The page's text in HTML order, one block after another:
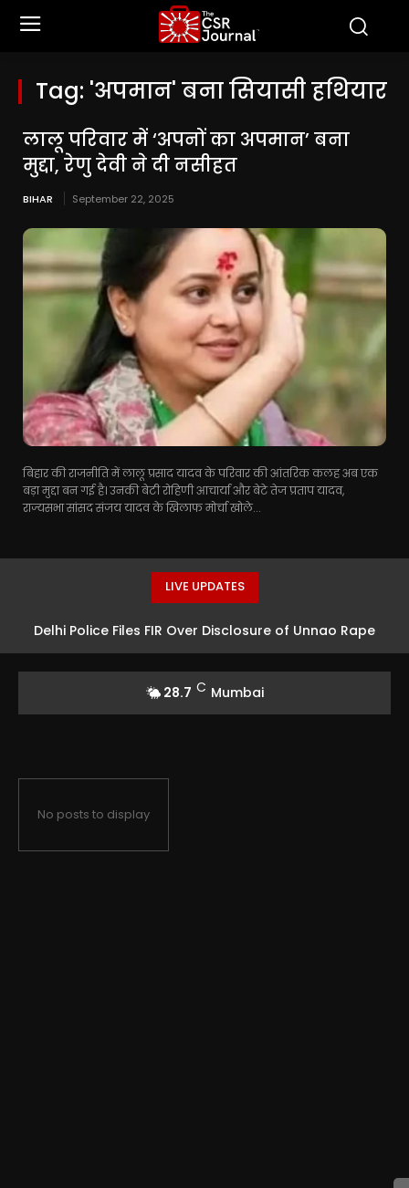
Tag: 'अपमान' बना सियासी हथियार
लालू परिवार में ‘अपनों का अपमान’ बना
मुद्दा, रेणु देवी ने दी नसीहत
BIHAR September 22, 2025
बिहार की राजनीति में लालू प्रसाद यादव के परिवार की आंतरिक कलह अब एक
बड़ा मुद्दा बन गई है। उनकी बेटी रोहिणी आचार्या और बेटे तेज प्रताप यादव,
राज्यसभा सांसद संजय यादव के खिलाफ मोर्चा खोले...
LIVE UPDATES
Delhi Police Files FIR Over Disclosure of Unnao Rape
28.7 C Mumbai
No posts to display